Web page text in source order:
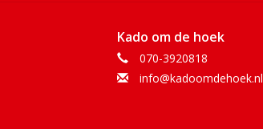
Kado om de hoek
070-3920818
info@kadoomdehoek.nl